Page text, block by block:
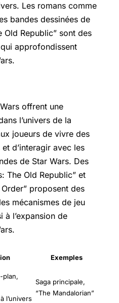
Les romans comme
bandes dessinées de
Old Republic” sont des
approfondissent
offrent une
l’univers de la
joueurs de vivre des
d’interagir avec les
de Star Wars. Des
The Old Republic” et
proposent des
mécanismes de jeu
à l’expansion de
Exemples
plan,
l’univers
Saga principale,
“The Mandalorian”